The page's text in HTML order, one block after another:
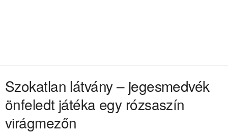
Szokatlan látvány – jegesmedvék
önfeledt játéka egy rózsaszín
virágmezőn